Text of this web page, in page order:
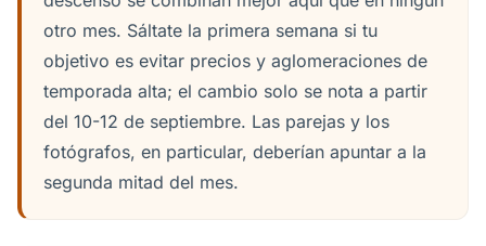
otro mes. Sáltate la primera semana si tu
objetivo es evitar precios y aglomeraciones de
temporada alta; el cambio solo se nota a partir
del 10-12 de septiembre. Las parejas y los
fotógrafos, en particular, deberían apuntar a la
segunda mitad del mes.